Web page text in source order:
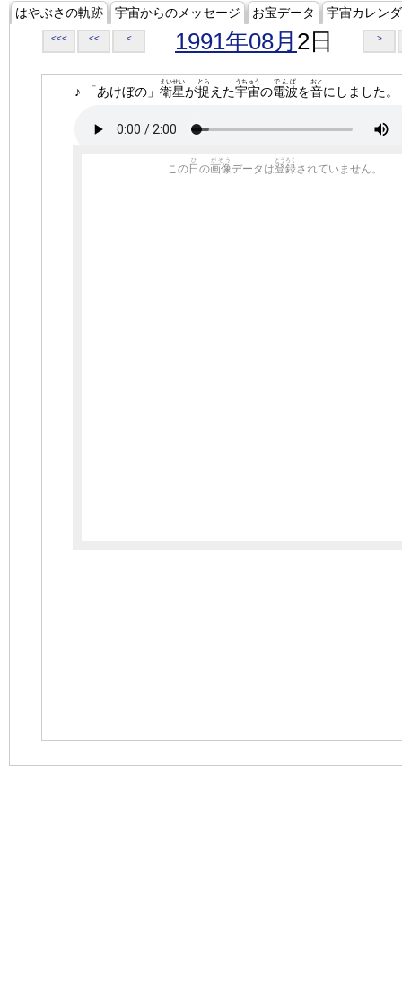
はやぶさの軌跡 宇宙からのメッセージ お宝データ 宇宙カレン
<<< << < 1991年08月 2日 >
♪ 「あけぼの」 衛星
えいせい
が捉
とら
えた宇宙
うちゅう
の電波
でんぱ
を音
おと
にしました。
この 日
ひ
の画像
がぞう
データは登録
とうろく
されていません。